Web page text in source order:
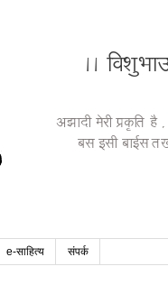
e-साहित्य संपर्क